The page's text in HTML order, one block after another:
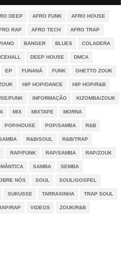
DEEP AFRO FUNK AFRO HOUSE
RAP AFRO TECH AFRO TRAP
BANGER BLUES COLADERA
DEEP HOUSE DMCA
EP FUNANÁ FUNK GHETTO ZOUK
HIP HOP/DANCE HIP HOP/R&B
FUNK INFORMAÇÃO KIZOMBA/ZOUK
MIX MIXTAPE MORNA
POP/HOUSE POP/SAMBA R&B
R&B/SOUL R&B/TRAP
RAP/FUNK RAP/SAMBA RAP/ZOUK
SAMBA SEMBA
NÓS SOUL SOUL/GOSPEL
SUKUSSE TARRAXINHA TRAP SOUL
RAP VIDEOS ZOUK/R&B